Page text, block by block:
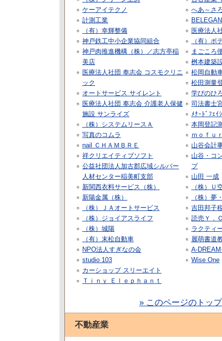
ケーアイテクノ
計測工業
（有）幸輝整備
神戸鉄工中小企業協同組合
神戸肉推進機構（株）／志方亭稲
美店
医療法人社団 奉志会 コスモクリニ
ック
オートサービス サイレント
医療法人社団 奉志会 介護老人保健
施設 サンライズ
（株）システムリースＡ
写真のコムラ
nail ＣＨＡＭＢＲＥ
祥クリエイティブソフト
公益社団法人加古郡広域シルバー
人材センター稲美町支部
新関西衣料サービス（株）
新陽金属（株）
（株）ＪＡオートサービス
（株）ジョイアスライフ
（株）城陽
（有）末松自動車
NPO法人すぎなの会
studio 103
カーショップ スリーエイト
Ｔｉｎｙ Ｅｌｅｐｈａｎｔ
へあ～さ
医療法人
（有）ボ
まごころ
桝本建築
松岡自動
松田測量
学びのひ
司法書士
ﾒﾅｰﾄﾞﾌｪｲ
本岡登記
ｍｏｆｕ
山谷会計
山谷・コ
プ
山田 一成
（株）Ｕ
（株）夢
吉田邦子
読売Ｙ．
ラクティ
麗萌書道
A-
Wise One
» このページのトッ
不動産業